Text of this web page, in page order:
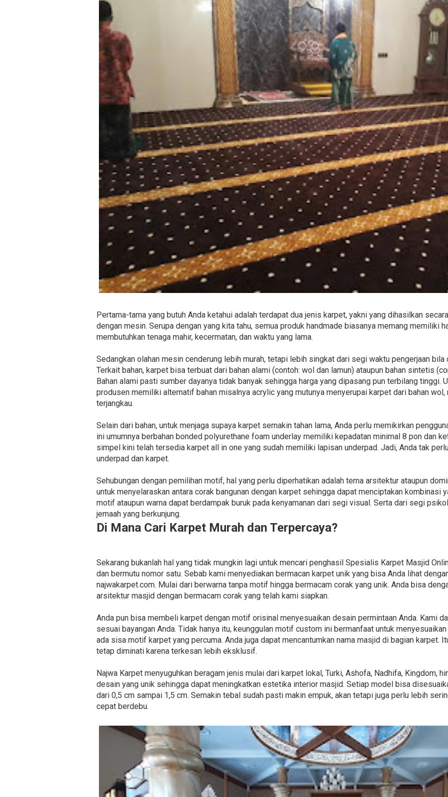
Pertama-tama yang butuh Anda ketahui adalah terdapat dua jenis karpet, yakni yang dihasilkan
dengan mesin. Serupa dengan yang kita tahu, semua produk handmade biasanya memang memiliki
membutuhkan tenaga mahir, kecermatan, dan waktu yang lama.
Sedangkan olahan mesin cenderung lebih murah, tetapi lebih singkat dari segi waktu pengerjaan bila
Terkait bahan, karpet bisa terbuat dari bahan alami (contoh: wol dan lamun) ataupun bahan sintetis
Bahan alami pasti sumber dayanya tidak banyak sehingga harga yang dipasang pun terbilang tinggi.
produsen memiliki alternatif bahan misalnya acrylic yang mutunya menyerupai karpet dari bahan
terjangkau.
Selain dari bahan, untuk menjaga supaya karpet semakin tahan lama, Anda perlu memikirkan
ini umumnya berbahan bonded polyurethane foam underlay memiliki kepadatan minimal 8 pon dan
simpel kini telah tersedia karpet all in one yang sudah memiliki lapisan underpad. Jadi, Anda tak
underpad dan karpet.
Sehubungan dengan pemilihan motif, hal yang perlu diperhatikan adalah tema arsitektur ataupun
untuk menyelaraskan antara corak bangunan dengan karpet sehingga dapat menciptakan kombinasi
motif ataupun warna dapat berdampak buruk pada kenyamanan dari segi visual. Serta dari segi
jemaah yang berkunjung.
Di Mana Cari Karpet Murah dan Terpercaya?
Sekarang bukanlah hal yang tidak mungkin lagi untuk mencari penghasil Spesialis Karpet Masjid
dan bermutu nomor satu. Sebab kami menyediakan bermacan karpet unik yang bisa Anda lihat
najwakarpet.com. Mulai dari berwarna tanpa motif hingga bermacam corak yang unik. Anda bisa
arsitektur masjid dengan bermacam corak yang telah kami siapkan.
Anda pun bisa membeli karpet dengan motif orisinal menyesuaikan desain permintaan Anda. Kami
sesuai bayangan Anda. Tidak hanya itu, keunggulan motif custom ini bermanfaat untuk
ada sisa motif karpet yang percuma. Anda juga dapat mencantumkan nama masjid di bagian karpet.
tetap diminati karena terkesan lebih eksklusif.
Najwa Karpet menyuguhkan beragam jenis mulai dari karpet lokal, Turki, Ashofa, Nadhifa, Kingdom,
desain yang unik sehingga dapat meningkatkan estetika interior masjid. Setiap model bisa
dari 0,5 cm sampai 1,5 cm. Semakin tebal sudah pasti makin empuk, akan tetapi juga perlu lebih
cepat berdebu.